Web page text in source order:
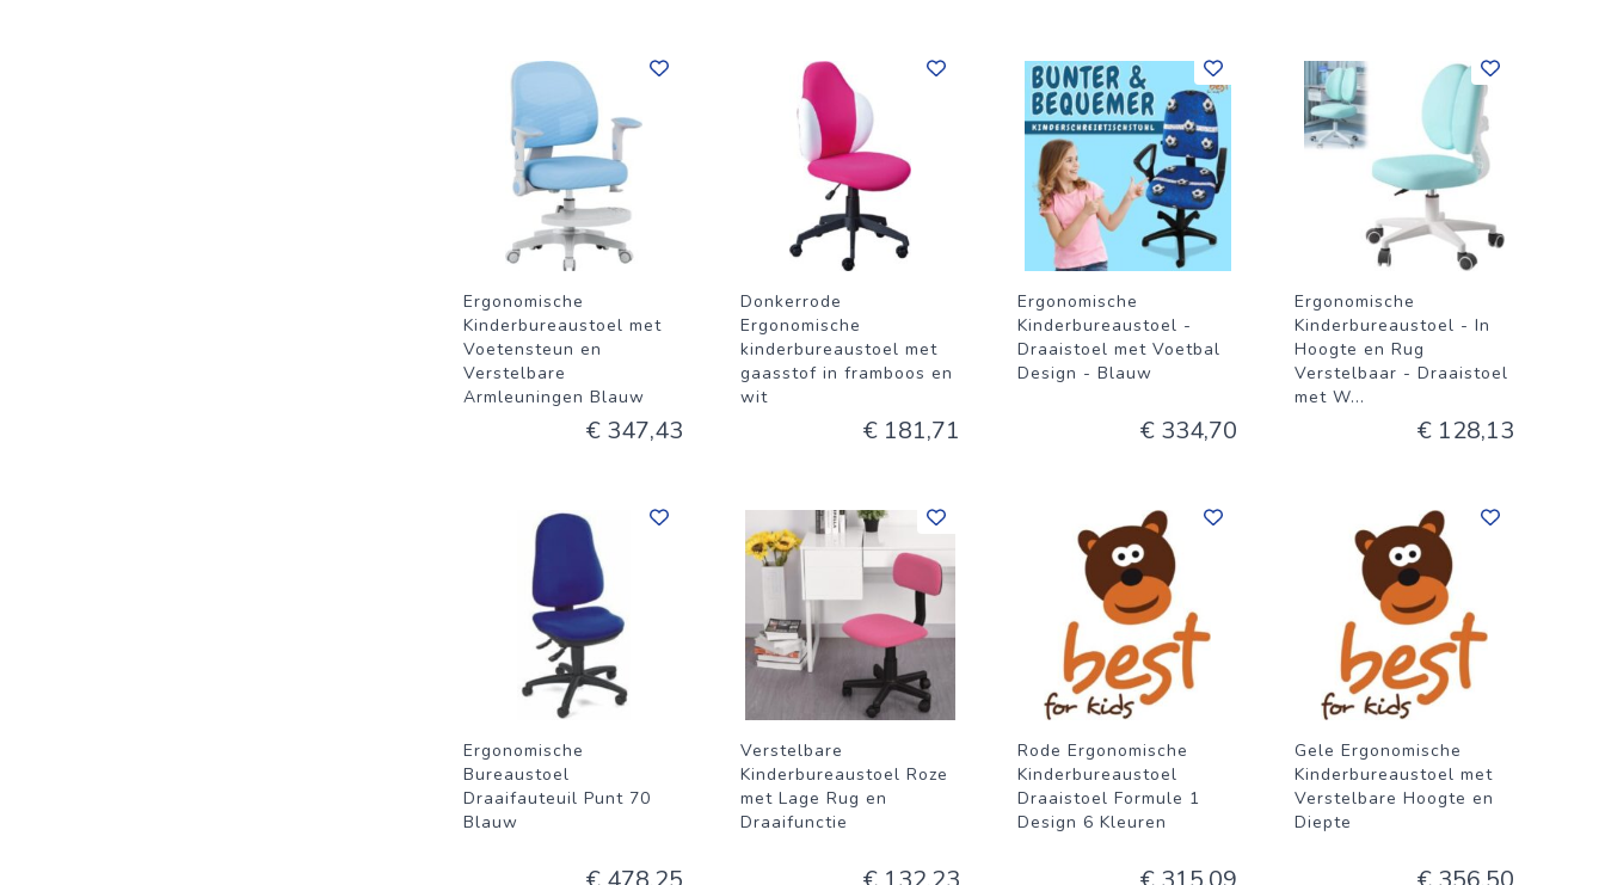
Ergonomische
Kinderbureaustoel met
Voetensteun en
Verstelbare
Armleuningen Blauw
€ 347,43
Donkerrode
Ergonomische
kinderbureaustoel met
gaasstof in framboos en
wit
€ 181,71
Ergonomische
Kinderbureaustoel -
Draaistoel met Voetbal
Design - Blauw
€ 334,70
Ergonomische
Kinderbureaustoel - In
Hoogte en Rug
Verstelbaar - Draaistoel
met W...
€ 128,13
Ergonomische
Bureaustoel
Draaifauteuil Punt 70
Blauw
Verstelbare
Kinderbureaustoel Roze
met Lage Rug en
Draaifunctie
Rode Ergonomische
Kinderbureaustoel
Draaistoel Formule 1
Design 6 Kleuren
Gele Ergonomische
Kinderbureaustoel met
Verstelbare Hoogte en
Diepte